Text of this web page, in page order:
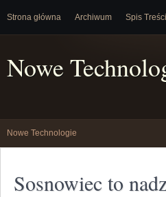
Strona główna Archiwum Spis Treści
Nowe
Nowe Technologie
Sosnowiec to